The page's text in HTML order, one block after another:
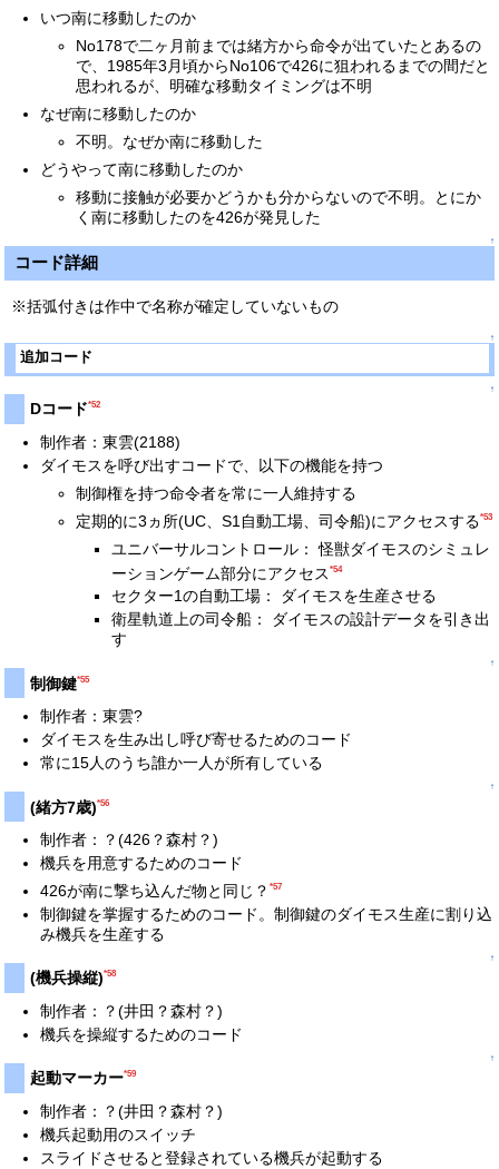
いつ南に移動したのか
No178で二ヶ月前までは緒方から命令が出ていたとあるの
で、1985年3月頃からNo106で426に狙われるまでの間だと
思われるが、明確な移動タイミングは不明
なぜ南に移動したのか
不明。なぜか南に移動した
どうやって南に移動したのか
移動に接触が必要かどうかも分からないので不明。とにか
く南に移動したのを426が発見した
↑
コード詳細
※括弧付きは作中で名称が確定していないもの
↑
追加コード
↑
Dコード*52
制作者：東雲(2188)
ダイモスを呼び出すコードで、以下の機能を持つ
制御権を持つ命令者を常に一人維持する
定期的に3ヵ所(UC、S1自動工場、司令船)にアクセスする*53
ユニバーサルコントロール： 怪獣ダイモスのシミュレ
ーションゲーム部分にアクセス*54
セクター1の自動工場： ダイモスを生産させる
衛星軌道上の司令船： ダイモスの設計データを引き出
す
↑
制御鍵*55
制作者：東雲?
ダイモスを生み出し呼び寄せるためのコード
常に15人のうち誰か一人が所有している
↑
(緒方7歳)*56
制作者：？(426？森村？)
機兵を用意するためのコード
426が南に撃ち込んだ物と同じ？*57
制御鍵を掌握するためのコード。制御鍵のダイモス生産に割り込
み機兵を生産する
↑
(機兵操縦)*58
制作者：？(井田？森村？)
機兵を操縦するためのコード
↑
起動マーカー*59
制作者：？(井田？森村？)
機兵起動用のスイッチ
スライドさせると登録されている機兵が起動する